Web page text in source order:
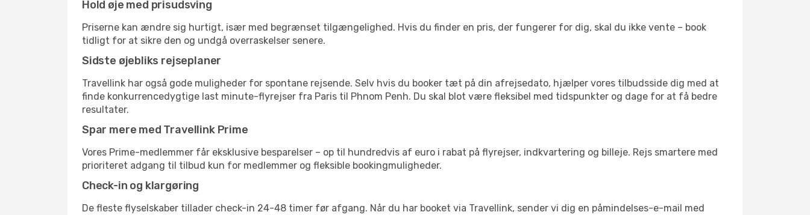
Hold øje med prisudsving
Priserne kan ændre sig hurtigt, især med begrænset tilgængelighed. Hvis du finder en pris, der fungerer for dig, skal du ikke vente – book
tidligt for at sikre den og undgå overraskelser senere.
Sidste øjebliks rejseplaner
Travellink har også gode muligheder for spontane rejsende. Selv hvis du booker tæt på din afrejsedato, hjælper vores tilbudsside dig med at
finde konkurrencedygtige last minute-flyrejser fra Paris til Phnom Penh. Du skal blot være fleksibel med tidspunkter og dage for at få bedre
resultater.
Spar mere med Travellink Prime
Vores Prime-medlemmer får eksklusive besparelser – op til hundredvis af euro i rabat på flyrejser, indkvartering og billeje. Rejs smartere med
prioriteret adgang til tilbud kun for medlemmer og fleksible bookingmuligheder.
Check-in og klargøring
De fleste flyselskaber tillader check-in 24-48 timer før afgang. Når du har booket via Travellink, sender vi dig en påmindelses-e-mail med